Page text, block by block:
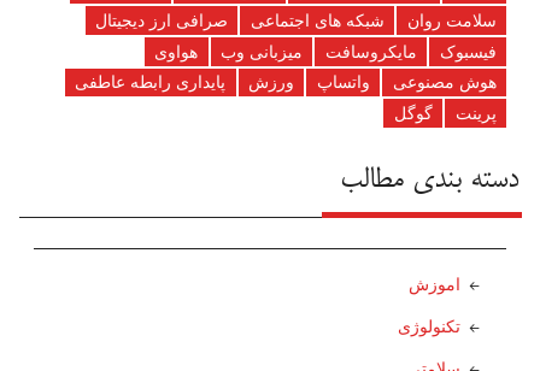
سلامت روان
شبکه های اجتماعی
صرافی ارز دیجیتال
فیسبوک
مایکروسافت میزبانی وب
هواوی
هوش مصنوعی
واتساپ ورزش
پایداری رابطه عاطفی
پرینت
گوگل
دسته بندی مطالب
اموزش
تکنولوژی